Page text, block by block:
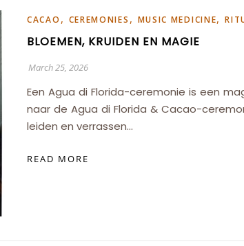
CACAO , CEREMONIES , MUSIC MEDICINE,
BLOEMEN, KRUIDEN EN MAGIE
March 25, 2026
Een Agua di Florida-ceremonie is een
naar de Agua di Florida & Cacao-
leiden en verrassen…
READ MORE